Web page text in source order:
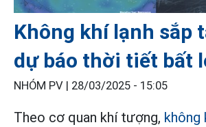
Không khí lạnh sắp
dự báo thời tiết bất
NHÓM PV | 28/03/2025 - 15:05
Theo cơ quan khí tượng, không